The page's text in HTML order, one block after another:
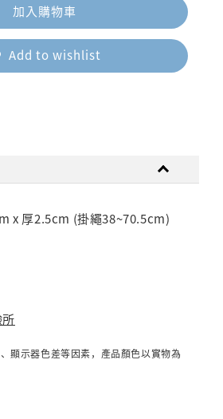
加入購物車
Add to wishlist
x 厚2.5cm (掛繩38~70.5cm)
顯示器色差等因素，產品顏色以實物為